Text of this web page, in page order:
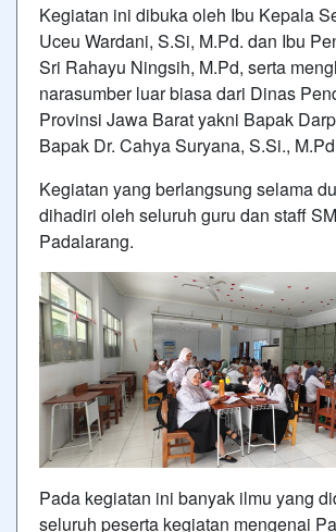
Kegiatan ini dibuka oleh Ibu Kepala
Uceu Wardani, S.Si, M.Pd. dan Ibu
Sri Rahayu Ningsih, M.Pd, serta
narasumber luar biasa dari Dinas
Provinsi Jawa Barat yakni Bapak
Bapak Dr. Cahya Suryana, S.Si.,
Kegiatan yang berlangsung selama
dihadiri oleh seluruh guru dan staff
Padalarang.
Pada kegiatan ini banyak ilmu yang
seluruh peserta kegiatan mengenai